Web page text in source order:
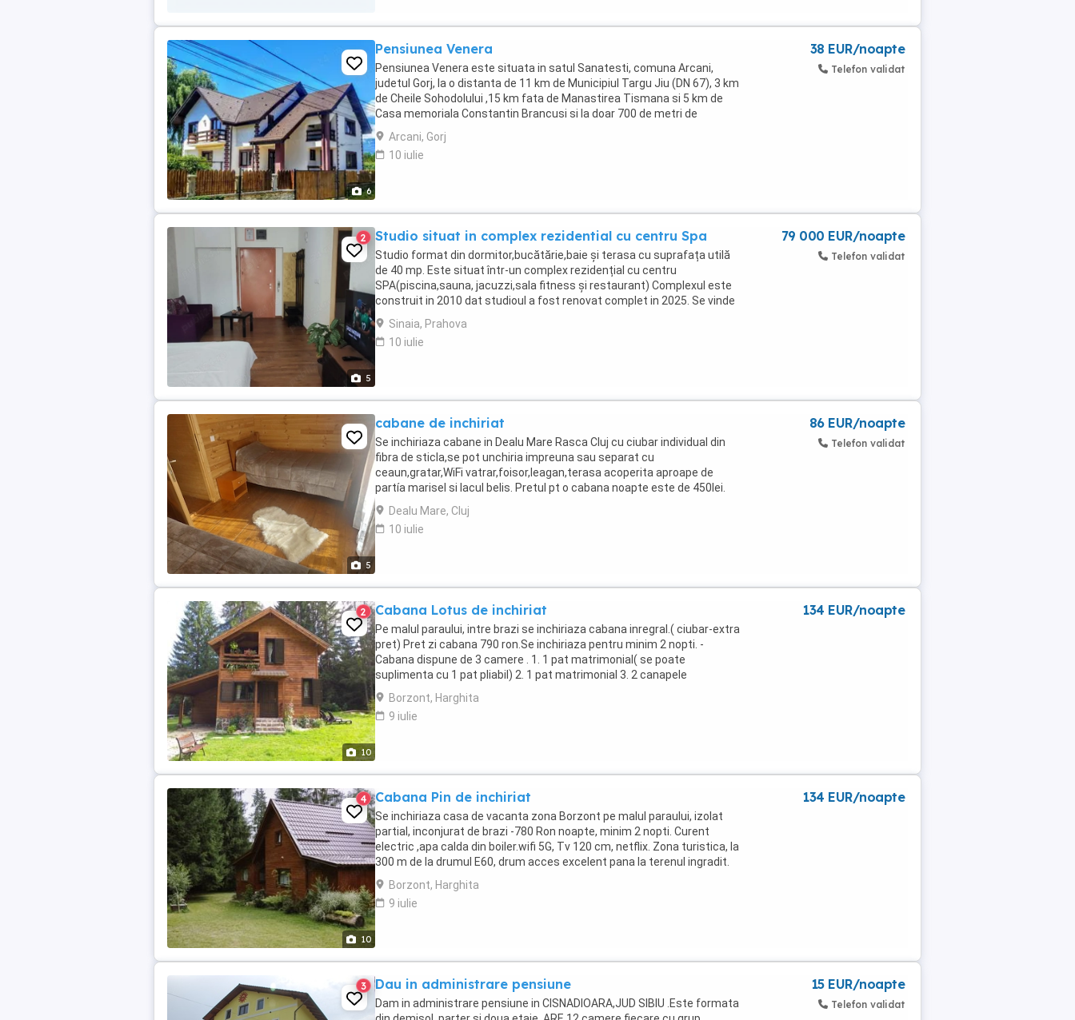
6
Pensiunea Venera
Pensiunea Venera este situata in satul Sanatesti, comuna Arcani,
judetul Gorj, la o distanta de 11 km de Municipiul Targu Jiu (DN 67), 3 km
de Cheile Sohodolului ,15 km fata de Manastirea Tismana si 5 km de
Casa memoriala Constantin Brancusi si la doar 700 de metri de
Complexul Acvatic APRILIA PARK ...
Arcani, Gorj
10 iulie
38 EUR/noapte
Telefon validat
5
2 Studio situat in complex rezidential cu centru Spa
Studio format din dormitor,bucătărie,baie și terasa cu suprafața utilă
de 40 mp. Este situat într-un complex rezidențial cu centru
SPA(piscina,sauna, jacuzzi,sala fitness și restaurant) Complexul este
construit in 2010 dat studioul a fost renovat complet in 2025. Se vinde
utilat,mobilat exact că în ...
Sinaia, Prahova
10 iulie
79 000 EUR/noapte
Telefon validat
5
cabane de inchiriat
Se inchiriaza cabane in Dealu Mare Rasca Cluj cu ciubar individual din
fibra de sticla,se pot unchiria impreuna sau separat cu
ceaun,gratar,WiFi vatrar,foisor,leagan,terasa acoperita aproape de
partía marisel si lacul belis. Pretul pt o cabana noapte este de 450lei.
Singuri in locatie
Dealu Mare, Cluj
10 iulie
86 EUR/noapte
Telefon validat
10
2 Cabana Lotus de inchiriat
Pe malul paraului, intre brazi se inchiriaza cabana inregral.( ciubar-extra
pret) Pret zi cabana 790 ron.Se inchiriaza pentru minim 2 nopti. -
Cabana dispune de 3 camere . 1. 1 pat matrimonial( se poate
suplimenta cu 1 pat pliabil) 2. 1 pat matrimonial 3. 2 canapele
extensibile 4. 1 canapea extensibila ...
Borzont, Harghita
9 iulie
134 EUR/noapte
10
4 Cabana Pin de inchiriat
Se inchiriaza casa de vacanta zona Borzont pe malul paraului, izolat
partial, inconjurat de brazi -780 Ron noapte, minim 2 nopti. Curent
electric ,apa calda din boiler.wifi 5G, Tv 120 cm, netflix. Zona turistica, la
300 m de la drumul E60, drum acces excelent pana la terenul ingradit.
Drum curatat ...
Borzont, Harghita
9 iulie
134 EUR/noapte
3 Dau in administrare pensiune
Dam in administrare pensiune in CISNADIOARA,JUD SIBIU .Este formata
15 EUR/noapte
Telefon validat